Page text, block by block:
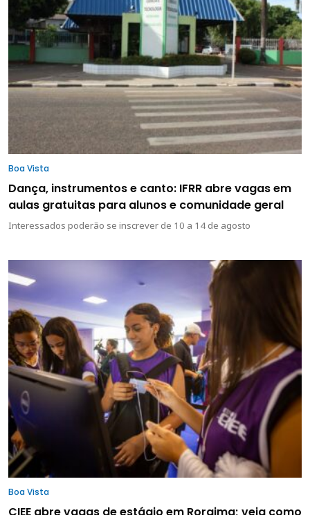
Boa Vista
Dança, instrumentos e canto: IFRR abre vagas em
aulas gratuitas para alunos e comunidade geral
Interessados poderão se inscrever de 10 a 14 de agosto
Boa Vista
CIEE abre vagas de estágio em Roraima; veja como